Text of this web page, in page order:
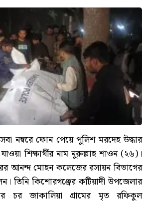
নম্বরে ফোন পেয়ে পুলিশ মরদেহ উদ্ধার
শিক্ষার্থীর নাম নুরুল্লাহ শাওন (২৬)।
আনন্দ মোহন কলেজের রসায়ন বিভাগের
তিনি কিশোরগঞ্জের কটিয়াদী উপজেলার
চর জাকালিয়া গ্রামের মৃত রফিকুল